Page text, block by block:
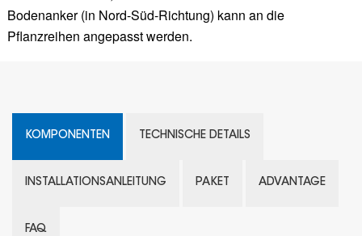
Bodenanker (in Nord-Süd-Richtung) kann an die
Pflanzreihen angepasst werden.
KOMPONENTEN TECHNISCHE DETAILS
INSTALLATIONSANLEITUNG PAKET ADVANTAGE
FAQ